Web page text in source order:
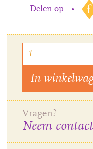
Delen op •
In
Vragen?
Neem